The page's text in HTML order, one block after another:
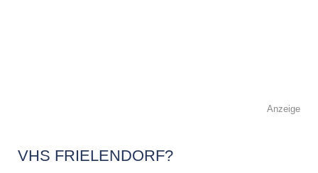
Anzeige
VHS FRIELENDORF?